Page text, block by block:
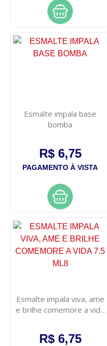
Esmalte impala base
bomba
R$ 6,75
PAGAMENTO À VISTA
Esmalte impala viva, ame
e brilhe comemore a vida
R$ 6,75